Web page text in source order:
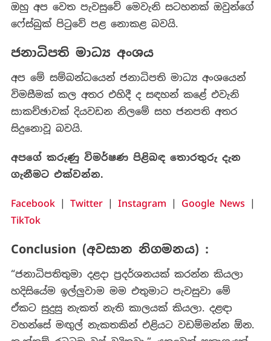
ඔහු අප වෙත පැවසුවේ මෙවැනි සටහනක් ඔවුන්ගේ
ෆේස්බුක් පිටුවේ පළ නොකළ බවයි.
ජනාධිපති මාධ්‍ය අංශය
අප මේ සම්බන්ධයෙන් ජනාධිපති මාධ්‍ය අංශයෙන්
විමසීමක් කල අතර එහිදී ද සඳහන් කළේ එවැනි
සාකච්ඡාවක් දියවඩන නිලමේ සහ ජනපති අතර
සිදුනොවූ බවයි.
අපගේ කරුණු විමර්ෂණ පිළිබඳ තොරතුරු දැන
ගැනීමට එක්වන්න.
Facebook | Twitter | Instagram | Google News |
TikTok
Conclusion (අවසාන නිගමනය) :
“ජනාධිපතිතුමා දළදා ප්‍රදර්ශනයක් කරන්න කියලා
හදිසියේම ඉල්ලුවාම මම එතුමාට පැවසුවා මේ
ඒකට සුදුසු නැකත් නැති කාලයක් කියලා. දළඳා
වහන්සේ මඟුල් නැකතකින් එළියට වඩම්මන්න ඕන.